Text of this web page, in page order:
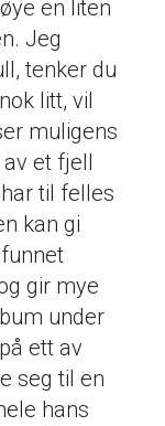
en liten
Jeg
tenker du
litt, vil
muligens
et fjell
til felles
kan gi
gir mye
under
ett av
seg til en
hans